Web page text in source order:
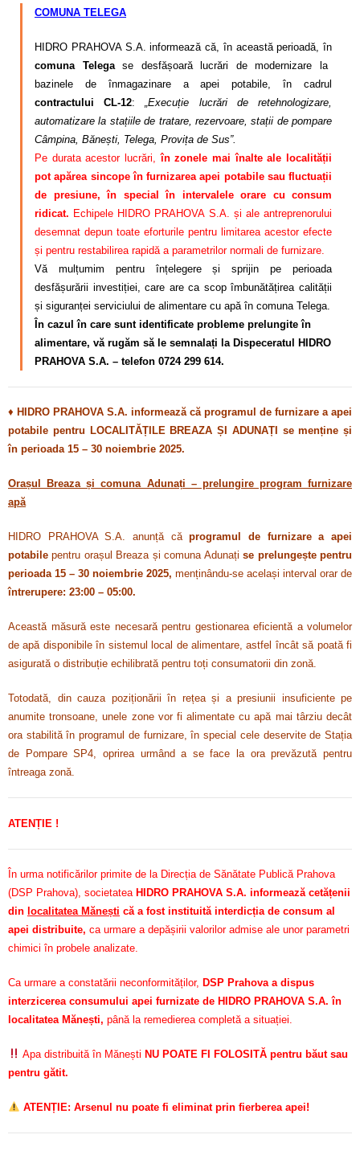
COMUNA TELEGA
HIDRO PRAHOVA S.A. informează că, în această perioadă, în
comuna Telegase desfășoară lucrări de modernizare la
bazinele de înmagazinare a apei potabile, în cadrul
contractului CL-12: „Execuție lucrări de retehnologizare,
automatizare la stațiile de tratare, rezervoare, stații de pompare
Câmpina, Bănești, Telega, Provița de Sus”.
Pe durata acestor lucrări,în zonele mai înalte ale localității
pot apărea sincope în furnizarea apei potabile sau fluctuații
de presiune, în special în intervalele orare cu consum
ridicat. Echipele HIDRO PRAHOVA S.A. și ale antreprenorului
desemnat depun toate eforturile pentru limitarea acestor efecte
și pentru restabilirea rapidă a parametrilor normali de furnizare.
Vă mulțumim pentru înțelegere și sprijin pe perioada
desfășurării investiției, care are ca scop îmbunătățirea calității
și siguranței serviciului de alimentare cu apă în comuna Telega.
În cazul în care sunt identificate probleme prelungite în
alimentare, vă rugăm să le semnalați la Dispeceratul HIDRO
PRAHOVA S.A. – telefon 0724 299 614.
♦ HIDRO PRAHOVA S.A. informează că programul de furnizare a apei
potabile pentru LOCALITĂȚILE BREAZA ȘI ADUNAȚI se menține și
în perioada 15 – 30 noiembrie 2025.
Orașul Breaza și comuna Adunați – prelungire program furnizare
apă
HIDRO PRAHOVA S.A. anunță căprogramul de furnizare a apei
potabile pentru orașul Breaza și comuna Adunațise prelungește pentru
perioada 15 – 30 noiembrie 2025, menținându-se același interval orar de
întrerupere: 23:00 – 05:00.
Această măsură este necesară pentru gestionarea eficientă a volumelor
de apă disponibile în sistemul local de alimentare, astfel încât să poată fi
asigurată o distribuție echilibrată pentru toți consumatorii din zonă.
Totodată, din cauza poziționării în rețea și a presiunii insuficiente pe
anumite tronsoane, unele zone vor fi alimentate cu apă mai târziu decât
ora stabilită în programul de furnizare, în special cele deservite de Stația
de Pompare SP4, oprirea urmând a se face la ora prevăzută pentru
întreaga zonă.
ATENȚIE !
În urma notificărilor primite de la Direcția de Sănătate Publică Prahova
(DSP Prahova), societatea HIDRO PRAHOVA S.A. informează cetățenii
din localitatea Mănești că a fost instituită interdicția de consum al
apei distribuite, ca urmare a depășirii valorilor admise ale unor parametri
chimici în probele analizate.
Ca urmare a constatării neconformităților, DSP Prahova a dispus
interzicerea consumului apei furnizate de HIDRO PRAHOVA S.A. în
localitatea Mănești, până la remedierea completă a situației.
Apa distribuită în Mănești NU POATE FI FOLOSITĂ pentru băut sau
pentru gătit.
ATENȚIE: Arsenul nu poate fi eliminat prin fierberea apei!